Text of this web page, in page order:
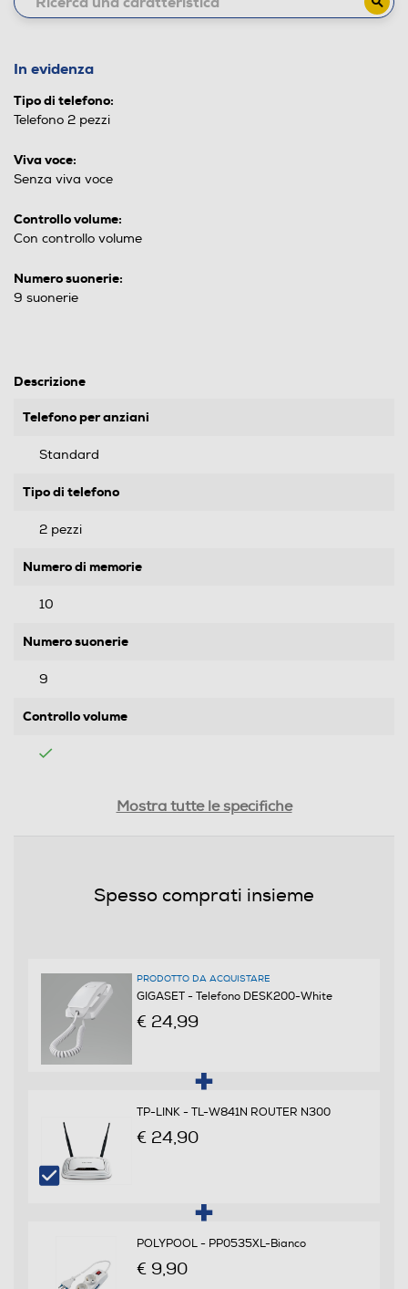
In evidenza
Tipo di telefono:
Telefono 2 pezzi
Viva voce:
Senza viva voce
Controllo volume:
Con controllo volume
Numero suonerie:
9 suonerie
Descrizione
Telefono per anziani
Standard
Tipo di telefono
2 pezzi
Numero di memorie
10
Numero suonerie
9
Controllo volume
Segreteria telefonica
280
Mostra tutte le specifiche
Spesso comprati insieme
PRODOTTO DA ACQUISTARE
GIGASET - Telefono DESK200-White
€ 24,99
TP-LINK - TL-W841N ROUTER N300
€ 24,90
POLYPOOL - PP0535XL-Bianco
€ 9,90